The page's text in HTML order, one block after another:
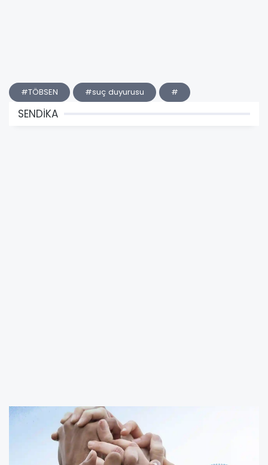
#TÖBSEN #suç duyurusu #
SENDİKA